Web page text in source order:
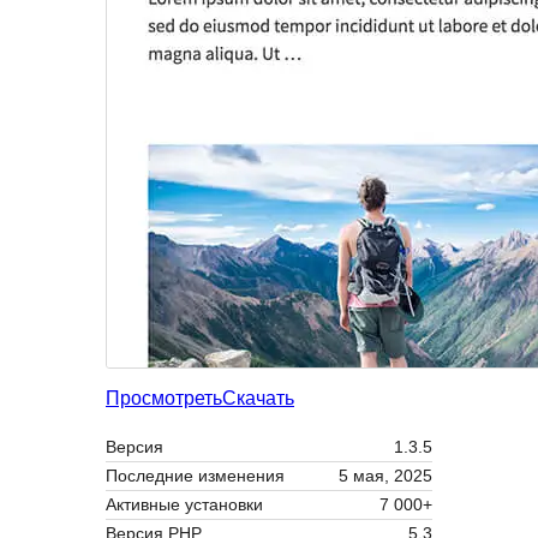
ПросмотретьСкачать
Версия
1.3.5
Последние изменения
5 мая, 2025
Активные установки
7 000+
Версия PHP
5.3